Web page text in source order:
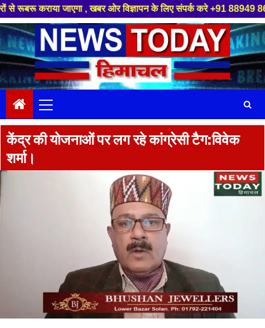
जाएगा , खबर ओर विज्ञापन के लिए संपर्क करे +91 88949 86499
Skip
to
content
Menu
केंद्र की योजनाओं पर लग रहे कांग्रेसी टैग:विवेक
शर्मा।